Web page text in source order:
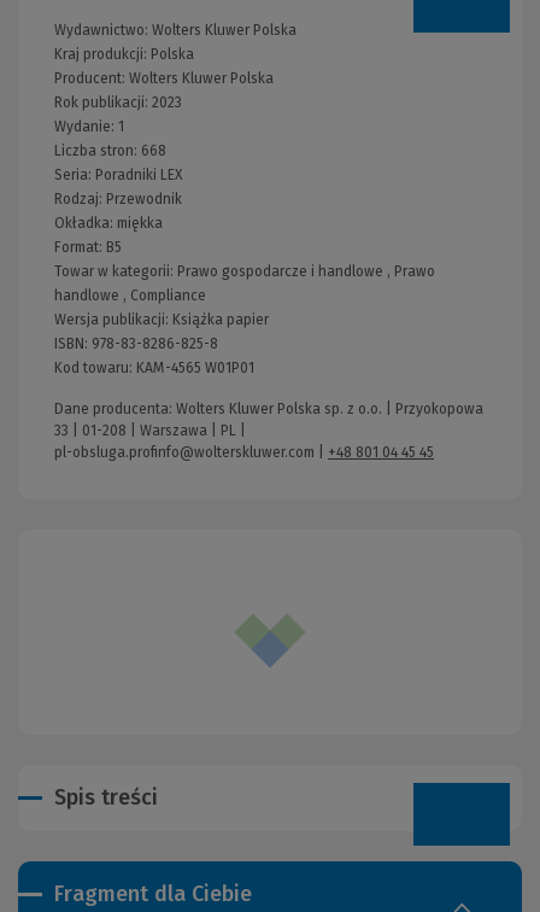
Fragment dla Ciebie
Wydawnictwo: Wolters Kluwer Polska
Kraj produkcji: Polska
Producent: Wolters Kluwer Polska
Rok publikacji: 2023
Wydanie: 1
Liczba stron: 668
Seria: Poradniki LEX
Rodzaj: Przewodnik
Okładka: miękka
Format: B5
Towar w kategorii: Prawo gospodarcze i handlowe , Prawo
handlowe , Compliance
Wersja publikacji: Książka papier
ISBN: 978-83-8286-825-8
Kod towaru: KAM-4565 W01P01
Dane producenta: Wolters Kluwer Polska sp. z o.o. | Przyokopowa
33 | 01-208 | Warszawa | PL |
pl-obsluga.profinfo@wolterskluwer.com
+48 801 04 45 45
Spis treści